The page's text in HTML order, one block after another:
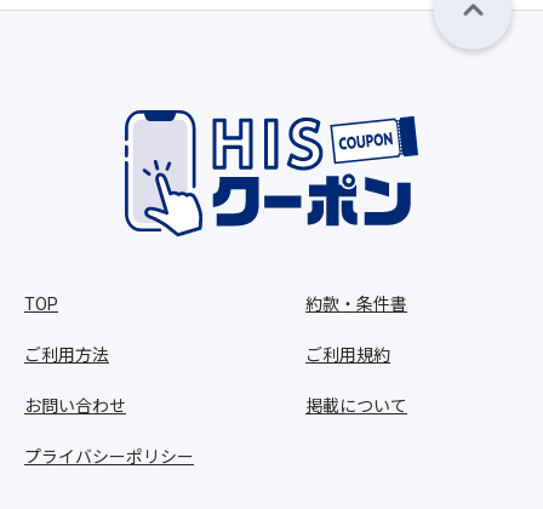
TOP
ご利用方法
お問い合わせ
プライバシーポリシー
約款・条件書
ご利用規約
掲載について